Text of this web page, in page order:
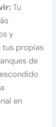
Tu
y
tus propias
de
en